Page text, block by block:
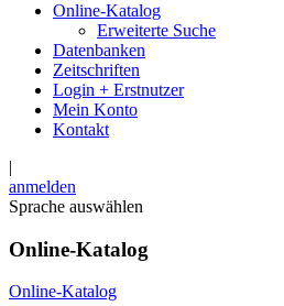
Online-Katalog
Erweiterte Suche
Datenbanken
Zeitschriften
Login + Erstnutzer
Mein Konto
Kontakt
|
anmelden
Sprache auswählen
Online-Katalog
Online-Katalog